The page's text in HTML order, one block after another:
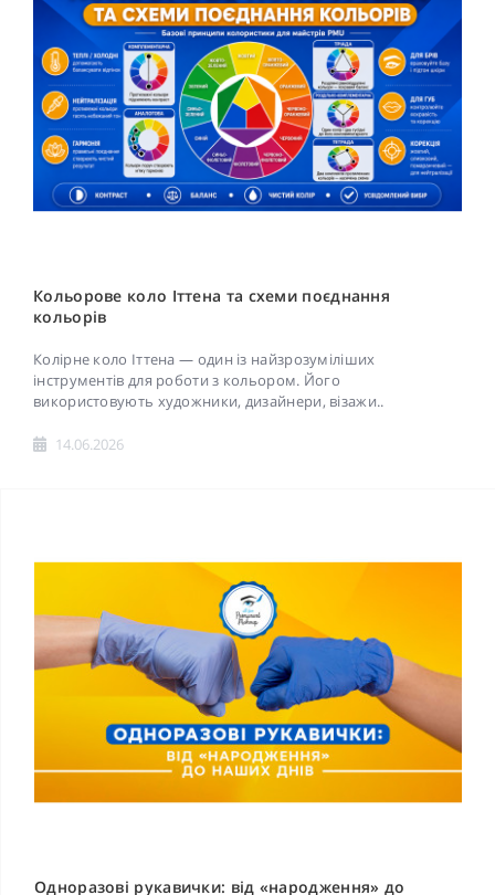
Кольорове коло Іттена та схеми поєднання
кольорів
Колірне коло Іттена — один із найзрозуміліших
інструментів для роботи з кольором. Його
використовують художники, дизайнери, візажи..
14.06.2026
Одноразові рукавички: від «народження» до